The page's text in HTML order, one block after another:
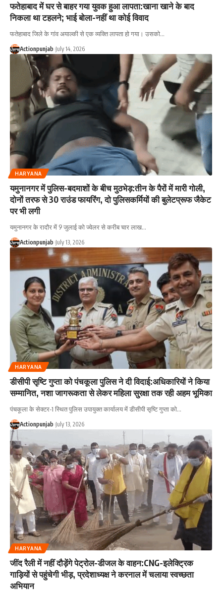
फतेहाबाद में घर से बाहर गया युवक हुआ लापता:खाना खाने के बाद
निकला था टहलने; भाई बोला-नहीं था कोई विवाद
फतेहाबाद जिले के गांव अयाल्की से एक व्यक्ति लापता हो गया। उसको…
Actionpunjab July 14, 2026
HARYANA
यमुनानगर में पुलिस-बदमाशों के बीच मुठभेड़:तीन के पैरों में मारी गोली,
दोनों तरफ से 30 राउंड फायरिंग, दो पुलिसकर्मियों की बुलेटप्रूफ जैकेट
पर भी लगी
यमुनानगर के रादौर में 9 जुलाई को ज्वेलर से करीब चार लाख…
Actionpunjab July 13, 2026
HARYANA
डीसीपी सृष्टि गुप्ता को पंचकूला पुलिस ने दी विदाई:अधिकारियों ने किया
सम्मानित, नशा जागरूकता से लेकर महिला सुरक्षा तक रही अहम भूमिका
पंचकूला के सेक्टर-1 स्थित पुलिस उपायुक्त कार्यालय में डीसीपी सृष्टि गुप्ता को…
Actionpunjab July 13, 2026
HARYANA
जींद रैली में नहीं दौड़ेंगे पेट्रोल-डीजल के वाहन:CNG-इलेक्ट्रिक
गाड़ियों से पहुंचेगी भीड़, प्रदेशाध्यक्ष ने करनाल में चलाया स्वच्छता
अभियान